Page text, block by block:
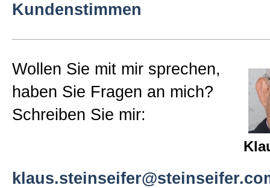
Kundenstimmen
Wollen Sie mit mir sprechen,
haben Sie Fragen an mich?
Schreiben Sie mir: